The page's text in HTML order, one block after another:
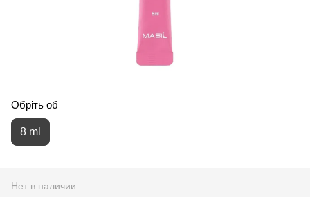
Обріть об
8 ml
Нет в наличии